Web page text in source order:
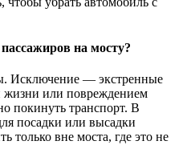
на мосту?
Исключение — экстренные
жизни или повреждением
покинуть транспорт. В
посадки или высадки
только вне моста, где это не